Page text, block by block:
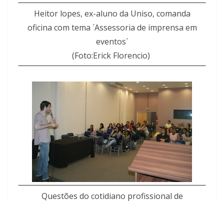
Heitor lopes, ex-aluno da Uniso, comanda
oficina com tema ´Assessoria de imprensa em
eventos´
(Foto:Erick Florencio)
Questões do cotidiano profissional de